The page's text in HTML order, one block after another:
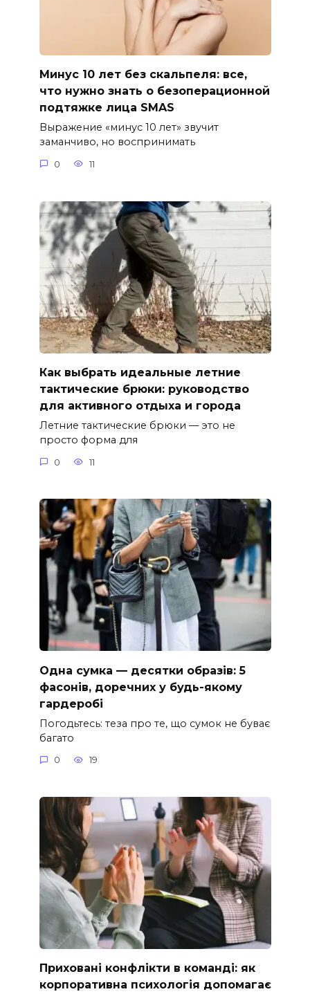
Минус 10 лет без скальпеля: все,
что нужно знать о безоперационной
подтяжке лица SMAS
Выражение «минус 10 лет» звучит
заманчиво, но воспринимать
0 11
Как выбрать идеальные летние
тактические брюки: руководство
для активного отдыха и города
Летние тактические брюки — это не
просто форма для
0 11
Одна сумка — десятки образів: 5
фасонів, доречних у будь-якому
гардеробі
Погодьтесь: теза про те, що сумок не буває
багато
0 19
Приховані конфлікти в команді: як
корпоративна психологія допомагає